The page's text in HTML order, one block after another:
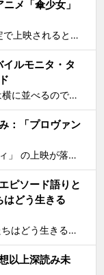
メ「傘少女」
かなり良い中国アニメが1週間限定で上映されるとSNS上で見かけ、それがたまたま通勤圏内の映画館だったし、なにより「 羅小黒戦記 」で食らった衝撃を忘れることはできないので、 映画『傘少女 ー精霊たちの物語ー』 を見てきた。 いかにも中国アニメと思わせるプロローグからタイトルが...
ルモニタ・タ
ワタシは常々PCのマルチモニタは横に並べるのではなく縦に積み重ねろと主張してきたわけですが 📺📺 ← こうじゃなくて 📺 ← 📺 ← こう！ ノートPCの画面上部にモバイルモニター・タブレットをこのように配置するスタンドを探しても一長一短なので、100円ショ...
：「プロヴァン
劇場版ユーフォ「届けたいメロディ」 の上映が落ち着いてきたので、そろそろ久美子が高校1年生時代の話をするのもおしまいにする頃合いと見て小ネタを投下。 原作小説とは違ってアニメ版では、課題曲：「プロヴァンスの風」、自由曲「三日月の舞」となっているのは皆さんご存知の通り。「...
ピソード語りと
はどう生きる
宮崎駿監督の最新作である 「君たちはどう生きるか」 を、封切初日のちょうど先週に見た。 個人的には、アニメとしては楽しめたけど物語はつまらないと感じた。エンドクレジットのプロデューサー欄に実の息子である宮崎吾朗氏の名前が載ってて最悪とも思ったりしたのだが、見た直後に呟いたこと...
以上深読み未